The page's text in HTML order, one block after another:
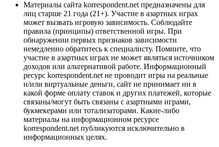
Материалы сайта korrespondent.net предназначены для
лиц старше 21 года (21+). Участие в азартных играх
может вызвать игровую зависимость. Соблюдайте
правила (принципы) ответственной игры. При
обнаружении первых признаков зависимости
немедленно обратитесь к специалисту. Помните, что
участие в азартных играх не может являться источником
доходов или альтернативой работе. Информационный
ресурс korrespondent.net не проводит игры на реальные
и/или виртуальные деньги, сайт не принимает ни в
какой форме оплату ставок и других платежей, которые
связаны/могут быть связаны с азартными играми,
букмекерами или тотализаторами. Какие-либо
материалы на информационном ресурсе
korrespondent.net публикуются исключительно в
информационных целях.